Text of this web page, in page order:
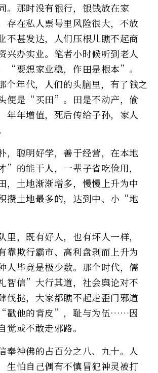
。那时没有银行，银钱放在家
存在私人票号里风险很大，不放
不甚发达，人们压根儿瞧不起商
兴办实业。笔者小时候听到老人
“要想家业稳，作田是根本”。
年代，人们的头脑里，有了钱之
便是“买田”。田是不动产，偷
年年增值，死后传给子孙，家人
，聪明好学，善于经营，在本地
的能干人，一辈子省吃俭用，
，土地渐渐增多，慢慢上升为中
土地最多的，达到中、小“地
里，既有好人，也有坏人一样，
靠欺行霸市、高利盘剥而上升为
人毕竟是极少数。那个时代，儒
智信”大行其道，社会舆论对不
伐挞，大家都瞧不起走歪门邪道
戳他的背皮”，耻与为伍……因
觉或不敢走邪路。
奉神佛的占百分之八、九十。人
生怕自己偶有不慎冒犯神灵被打